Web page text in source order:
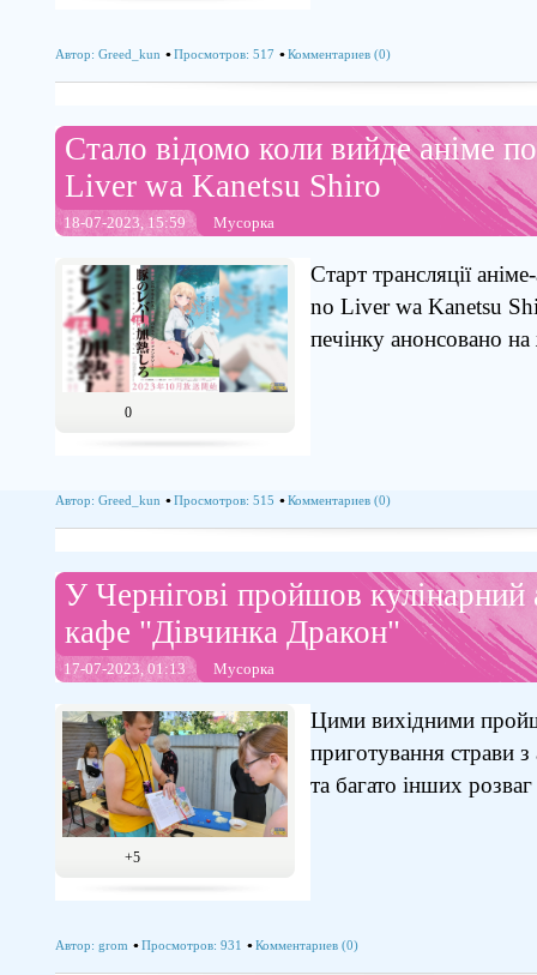
Автор: Greed_kun Просмотров: 517 Комментариев (0)
Стало відомо коли вийде аніме
Liver wa Kanetsu Shiro
18-07-2023, 15:59 Мусорка
0
Старт трансляції
no Liver wa Kanetsu
печінку анонсовано
Автор: Greed_kun Просмотров: 515 Комментариев (0)
У Чернігові пройшов кулінарний
кафе "Дівчинка Дракон"
17-07-2023, 01:13 Мусорка
+5
Цими вихідними
приготування страви з
та багато інших розваг
Автор: grom Просмотров: 931 Комментариев (0)